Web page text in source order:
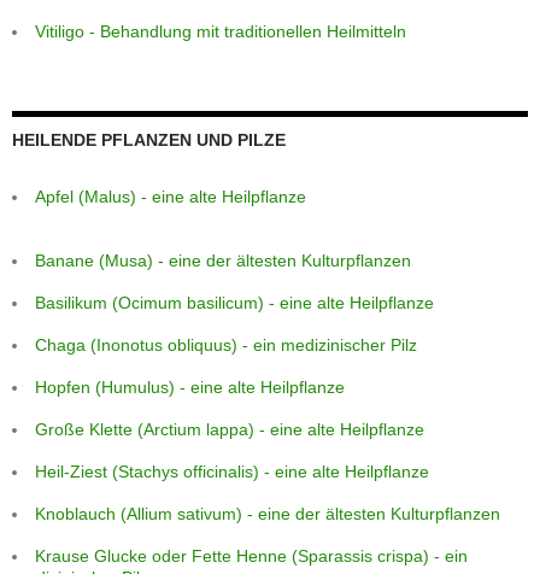
Vitiligo - Behandlung mit traditionellen Heilmitteln
HEILENDE PFLANZEN UND PILZE
Apfel (Malus) - eine alte Heilpflanze
Banane (Musa) - eine der ältesten Kulturpflanzen
Basilikum (Ocimum basilicum) - eine alte Heilpflanze
Chaga (Inonotus obliquus) - ein medizinischer Pilz
Hopfen (Humulus) - eine alte Heilpflanze
Große Klette (Arctium lappa) - eine alte Heilpflanze
Heil-Ziest (Stachys officinalis) - eine alte Heilpflanze
Knoblauch (Allium sativum) - eine der ältesten Kulturpflanzen
Krause Glucke oder Fette Henne (Sparassis crispa) - ein